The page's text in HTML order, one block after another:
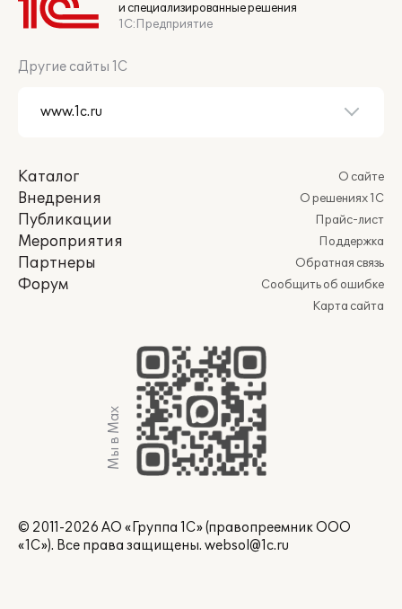
и специализированные решения
1С:Предприятие
Другие сайты 1С
Каталог
Внедрения
Публикации
Мероприятия
Партнеры
Форум
О сайте
О решениях 1С
Прайс-лист
Поддержка
Обратная связь
Сообщить об ошибке
Карта сайта
Мы в Max
© 2011-2026 АО «Группа 1С» (правопреемник ООО
«1С»). Все права защищены. websol@1c.ru